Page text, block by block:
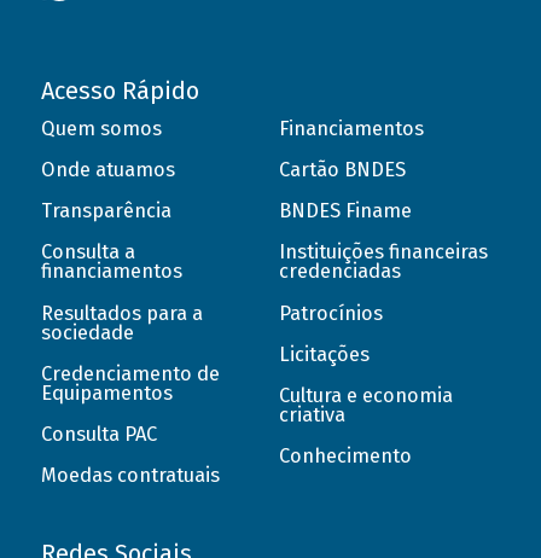
Acesso Rápido
Quem somos
Onde atuamos
Transparência
Consulta a
financiamentos
Resultados para a
sociedade
Credenciamento de
Equipamentos
Consulta PAC
Moedas contratuais
Financiamentos
Cartão BNDES
BNDES Finame
Instituições financeiras
credenciadas
Patrocínios
Licitações
Cultura e economia
criativa
Conhecimento